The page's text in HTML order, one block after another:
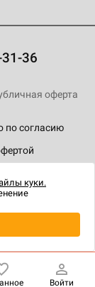
36
по согласию
оферта
Войти
куки.